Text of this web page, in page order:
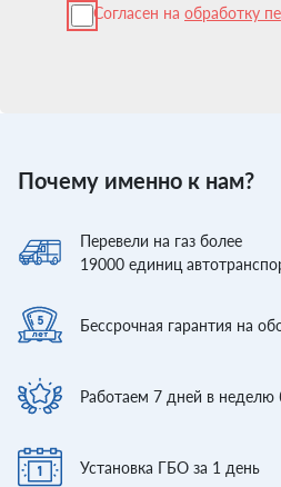
Согласен на обработку
Почему именно к нам?
Перевели на газ более
19000 единиц
Бессрочная гарантия на
Работаем 7 дней в неделю
Установка ГБО за 1 день